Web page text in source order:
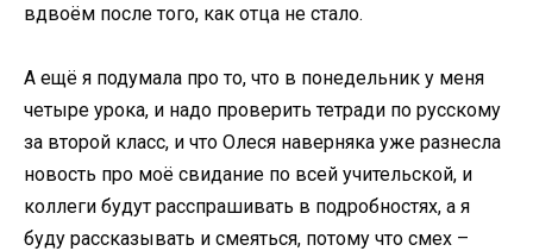
вдвоём после того, как отца не стало.
А ещё я подумала про то, что в понедельник у меня
четыре урока, и надо проверить тетради по русскому
за второй класс, и что Олеся наверняка уже разнесла
новость про моё свидание по всей учительской, и
коллеги будут расспрашивать в подробностях, а я
буду рассказывать и смеяться, потому что смех –